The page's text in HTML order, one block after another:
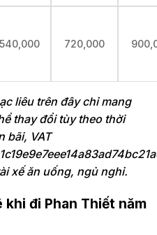
540,000 720,000
liêu trên đây chỉ mang
thay đổi tùy theo thời
bãi, VAT
xế ăn uống, ngủ nghỉ.
khi đi Phan Thiết năm